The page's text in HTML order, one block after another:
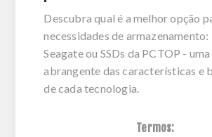
Descubra qual é a melhor opção
necessidades de
Seagate ou SSDs da PCTOP -
abrangente das características e
de cada tecnologia.
Termos: